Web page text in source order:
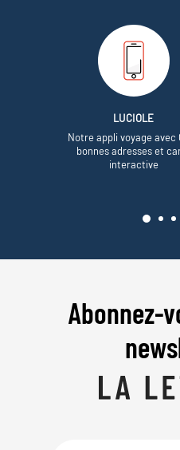
LUCIOLE
Notre appli voyage avec
bonnes adresses et
interactive
Abonnez-